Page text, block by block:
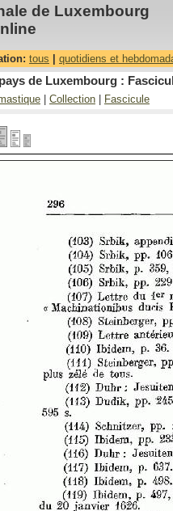
de Luxembourg
tous quotidiens et
de Luxembourg :
Collection Fascicule